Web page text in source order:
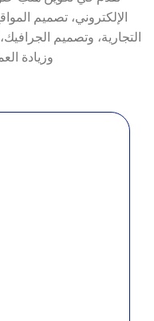
الإلكتروني، تصميم
التجارية، وتصميم
وزيادة